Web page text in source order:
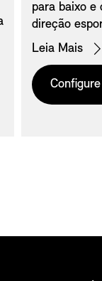
para baixo e
direção
Leia Mais